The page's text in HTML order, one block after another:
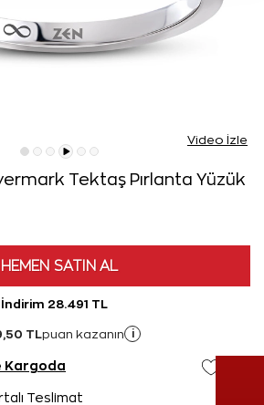
Video İzle
Tektaş Pırlanta Yüzük
HEMEN SATIN AL
28.491 TL
TL puan kazanın i
Kargoda
Teslimat